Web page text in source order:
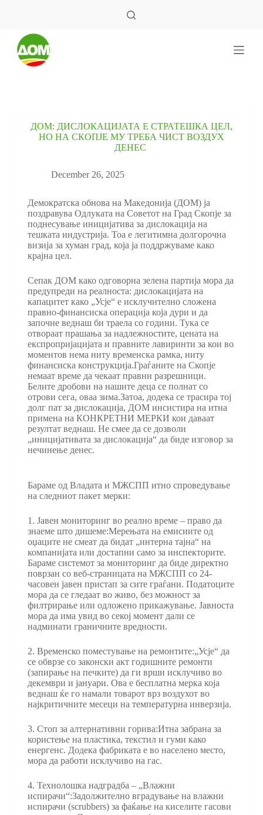
ДОМ: ДИСЛОКАЦИЈАТА Е СТРАТЕШКА ЦЕЛ,
НО НА СКОПЈЕ МУ ТРЕБА ЧИСТ ВОЗДУХ
ДЕНЕС
December 26, 2025
Демократска обнова на Македонија (ДОМ) ја
поздравува Одлуката на Советот на Град Скопје за
поднесување иницијатива за дислокација на
тешката индустрија. Тоа е легитимна долгорочна
визија за хуман град, која ја поддржуваме како
крајна цел.
Сепак ДОМ како одговорна зелена партија мора да
предупреди на реалноста: дислокацијата на
капацитет како „Усје“ е исклучително сложена
правно-финансиска операција која дури и да
започне веднаш би траела со години. Тука се
отвораат прашања за надлежностите, цената на
експропријацијата и правните лавиринти за кои во
моментов нема ниту временска рамка, ниту
финансиска конструкција.Граѓаните на Скопје
немаат време да чекаат правни разрешници.
Белите дробови на нашите деца се полнат со
отрови сега, оваа зима.Затоа, додека се трасира тој
долг пат за дислокација, ДОМ инсистира на итна
примена на КОНКРЕТНИ МЕРКИ кои даваат
резултат веднаш. Не смее да се дозволи
„иницијативата за дислокација“ да биде изговор за
нечинење денес.
Бараме од Владата и МЖСПП итно спроведување
на следниот пакет мерки:
1. Јавен мониторинг во реално време – право да
знаеме што дишеме:Мерењата на емисиите од
оџаците не смеат да бидат „интерна тајна“ на
компанијата или достапни само за инспекторите.
Бараме системот за мониторинг да биде директно
поврзан со веб-страницата на МЖСПП со 24-
часовен јавен пристап за сите граѓани. Податоците
мора да се гледаат во живо, без можност за
филтрирање или одложено прикажување. Јавноста
мора да има увид во секој момент дали се
надминати граничните вредности.
2. Временско поместување на ремонтите:„Усје“ да
се обврзе со законски акт годишните ремонти
(запирање на печките) да ги врши исклучиво во
декември и јануари. Ова е бесплатна мерка која
веднаш ќе го намали товарот врз воздухот во
најкритичните месеци на температурна инверзија.
3. Стоп за алтернативни горива:Итна забрана за
користење на пластика, текстил и гуми како
енергенс. Додека фабриката е во населено место,
мора да работи исклучиво на гас.
4. Технолошка надградба – „Влажни
испирачи“:Задолжително вградување на влажни
испирачи (scrubbers) за фаќање на киселите гасови